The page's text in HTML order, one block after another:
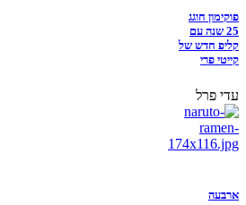
פוקימון חוגג
25 שנה עם
קליפ חדש של
קייטי פרי
עדי פרל
ארבעה